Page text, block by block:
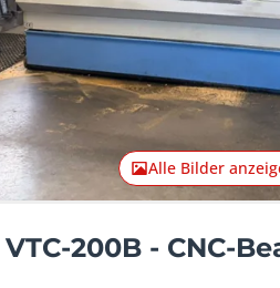
Alle Bilder
VTC-200B - CNC-